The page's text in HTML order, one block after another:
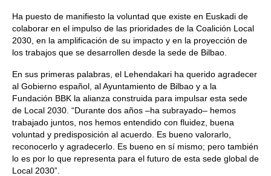
Ha puesto de manifiesto la voluntad que existe en Euskadi de
colaborar en el impulso de las prioridades de la Coalición Local
2030, en la amplificación de su impacto y en la proyección de
los trabajos que se desarrollen desde la sede de Bilbao.
En sus primeras palabras, el Lehendakari ha querido agradecer
al Gobierno español, al Ayuntamiento de Bilbao y a la
Fundación BBK la alianza construida para impulsar esta sede
de Local 2030. “Durante dos años –ha subrayado– hemos
trabajado juntos, nos hemos entendido con fluidez, buena
voluntad y predisposición al acuerdo. Es bueno valorarlo,
reconocerlo y agradecerlo. Es bueno en sí mismo; pero también
lo es por lo que representa para el futuro de esta sede global de
Local 2030”.